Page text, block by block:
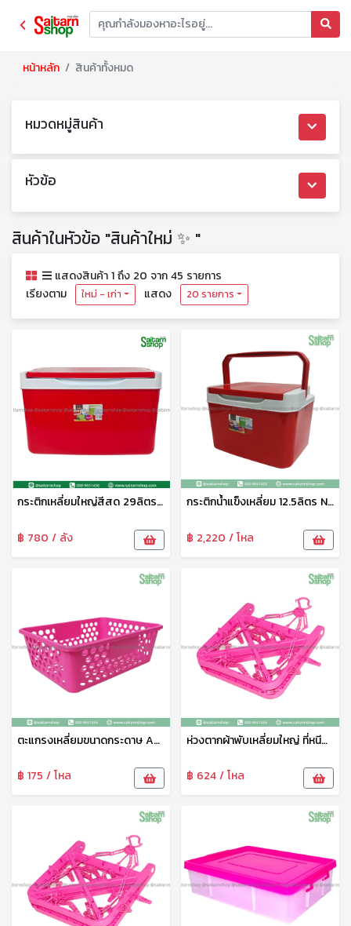
หน้าหลัก สินค้าทั้งหมด
หมวดหมู่สินค้า
หัวข้อ
สินค้าในหัวข้อ "สินค้าใหม่ ✨ "
แสดงสินค้า 1 ถึง 20 จาก 45 รายการ
เรียงตาม
ใหม่ - เก่า แสดง 20 รายการ
กระติกเหลี่ยมใหญ่สีสด 29ลิตร No.259
฿ 780 / ลัง
กระติกน้ำแข็งเหลี่ยม 12.5ลิตร No.258 VR
฿ 2,220 / โหล
ตะแกรงเหลี่ยมขนาดกระดาษ A4 สีหวาน No.218 VR
฿ 175 / โหล
ห่วงตากผ้าพับเหลี่ยมใหญ่ ที่หนีบผ้า VR ที่ตากชุดชั้นในและถุงเท้า ไม้แขวนหนีบพับได้ ที่ตากถุงเท้า ห่วงตากผ้า ที่หนีบผ้าพลาสติก พวงหนีบผ้า No.231
฿ 624 / โหล